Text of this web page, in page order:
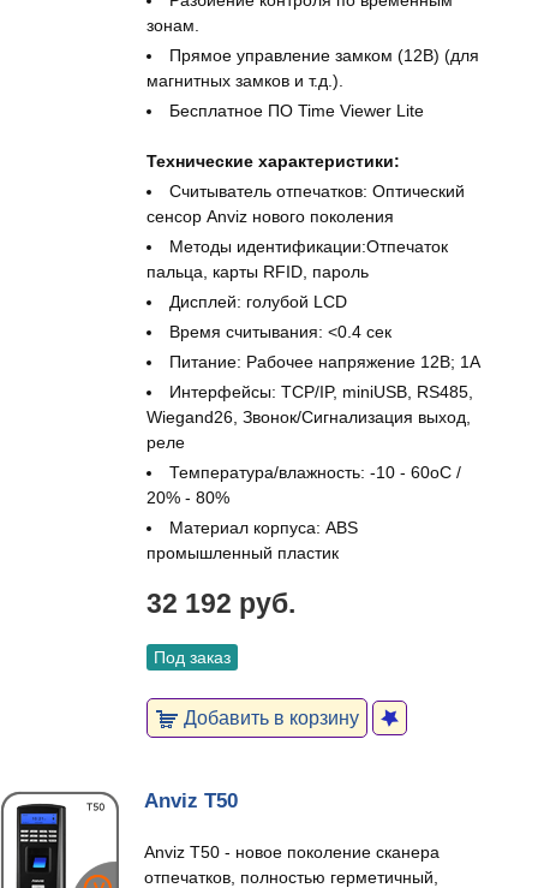
зонам.
Прямое управление замком (12В) (для
магнитных замков и т.д.).
Бесплатное ПО Time Viewer Lite
Технические характеристики:
Считыватель отпечатков: Оптический
сенсор Anviz нового поколения
Методы идентификации:Отпечаток
пальца, карты RFID, пароль
Дисплей: голубой LCD
Время считывания: <0.4 сек
Питание: Рабочее напряжение 12В; 1A
Интерфейсы: TCP/IP, miniUSB, RS485,
Wiegand26, Звонок/Сигнализация выход,
реле
Температура/влажность: -10 - 60оС /
20% - 80%
Материал корпуса: ABS
промышленный пластик
32 192 руб.
Под заказ
Добавить в корзину
Anviz T50
Anviz T50 - новое поколение сканера
отпечатков, полностью герметичный,